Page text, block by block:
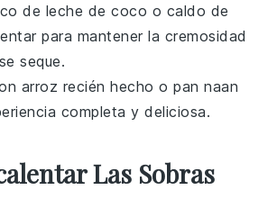
de leche de coco o caldo de
para mantener la cremosidad
seque.
arroz recién hecho opan naan
completa y deliciosa.
Las Sobras